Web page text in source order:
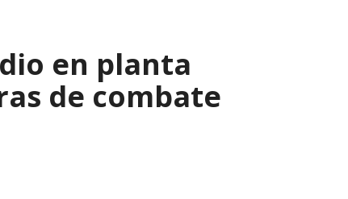
en planta
de combate